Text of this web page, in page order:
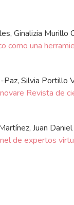
Ginalizia Murillo
como una
Silvia Portillo
Revista de
Juan
de expertos